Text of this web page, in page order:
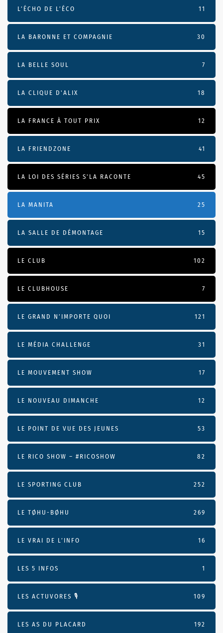
L’ÉCHO DE L’ÉCO 11
LA BARONNE ET COMPAGNIE 30
LA BELLE SOUL 7
LA CLIQUE D'ALIX 18
LA FRANCE À TOUT PRIX 12
LA FRIENDZONE 41
LA LOI DES SÉRIES S'LA RACONTE 45
LA MANITA 25
LA SALLE DE DÉMONTAGE 15
LE CLUB 102
LE CLUBHOUSE 7
LE GRAND N’IMPORTE QUOI 121
LE MÉDIA CHALLENGE 31
LE MOUVEMENT SHOW 17
LE NOUVEAU DIMANCHE 12
LE POINT DE VUE DES JEUNES 53
LE RICO SHOW – #RICOSHOW 82
LE SPORTING CLUB 252
LE TØHU-BØHU 269
LE VRAI DE L’INFO 16
LES 5 INFOS 1
LES ACTUVORES 🎙 109
LES AS DU PLACARD 192